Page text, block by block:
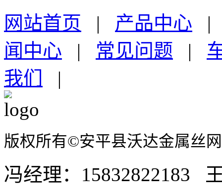
网站首页 | 产品中心
闻中心 | 常见问题 |
我们
|
版权所有©安平县沃达金属丝
冯经理：15832822183